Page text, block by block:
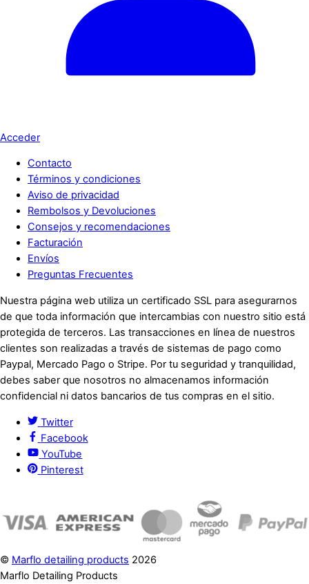
Acceder
Contacto
Términos y condiciones
Aviso de privacidad
Rembolsos y Devoluciones
Consejos y recomendaciones
Facturación
Envíos
Preguntas Frecuentes
Nuestra página web utiliza un certificado SSL para asegurarnos
de que toda información que intercambias con nuestro sitio está
protegida de terceros. Las transacciones en línea de nuestros
clientes son realizadas a través de sistemas de pago como
Paypal, Mercado Pago o Stripe. Por tu seguridad y tranquilidad,
debes saber que nosotros no almacenamos información
confidencial ni datos bancarios de tus compras en el sitio.
Twitter
Facebook
YouTube
Pinterest
© Marflo detailing products 2026
Marflo Detailing Products